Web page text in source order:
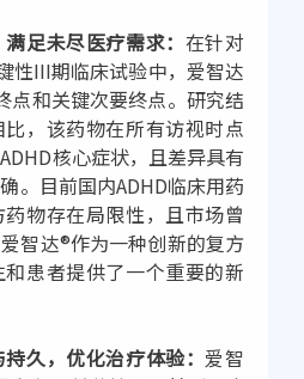
足未尽医疗需求： 在针对
性III期临床试验中，爱智达
点和关键次要终点。研究结
，该药物在所有访视时点
核心症状，且差异具有
。目前国内ADHD临床用药
物存在局限性，且市场曾
智达®作为一种创新的复方
患者提供了一个重要的新
久，优化治疗体验： 爱智